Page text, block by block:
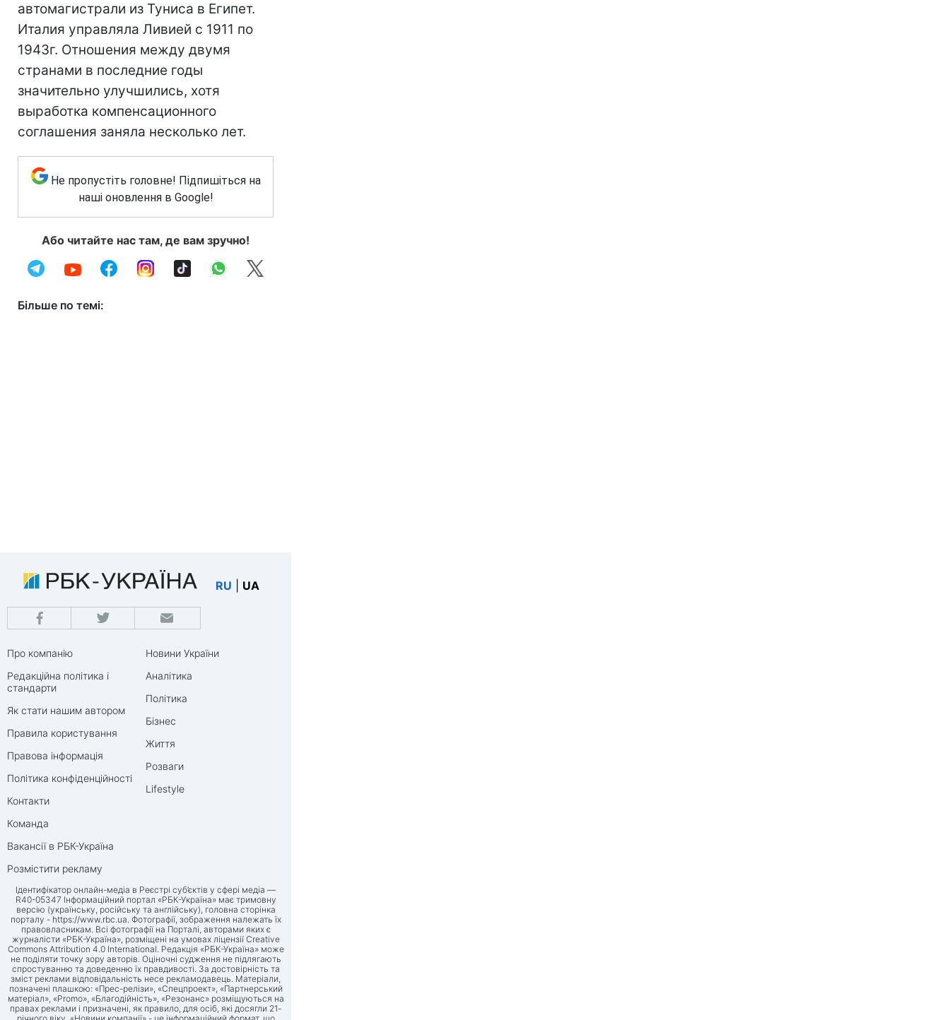
автомагистрали из Туниса в Египет.
Италия управляла Ливией с 1911 по
1943г. Отношения между двумя
странами в последние годы
значительно улучшились, хотя
выработка компенсационного
соглашения заняла несколько лет.
Не пропустіть головне! Підпишіться на
наші оновлення в Google!
Або читайте нас там, де вам зручно!
Більше по темі:
RU UA
Про компанію
Редакційна політика і
стандарти
Як стати нашим автором
Правила користування
Правова інформація
Політика конфіденційності
Контакти
Команда
Вакансії в РБК-Україна
Розмістити рекламу
Новини України
Аналітика
Політика
Бізнес
Життя
Розваги
Lifestyle
Ідентифікатор онлайн-медіа в Реєстрі суб’єктів у сфері медіа —
R40-05347 Інформаційний портал «РБК-Україна» має тримовну
версію (українську, російську та англійську), головна сторінка
порталу - https://www.rbc.ua. Фотографії, зображення належать їх
правовласникам. Всі фотографії на Порталі, авторами яких є
журналісти «РБК-Україна», розміщені на умовах ліцензії Creative
Commons Attribution 4.0 International. Редакція «РБК-Україна» може
не поділяти точку зору авторів. Оціночні судження не підлягають
спростуванню та доведенню їх правдивості. За достовірність та
зміст реклами відповідальність несе рекламодавець. Матеріали,
позначені плашкою: «Прес-релізи», «Спецпроект», «Партнерський
матеріал», «Promo», «Благодійність», «Резонанс» розміщуються на
правах реклами і призначені, як правило, для осіб, які досягли 21-